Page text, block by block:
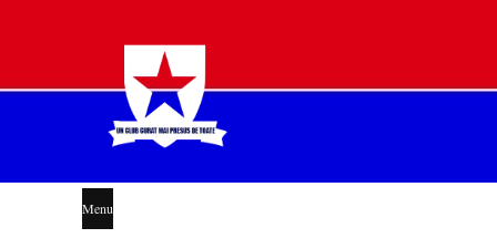
STEAUA
Menu